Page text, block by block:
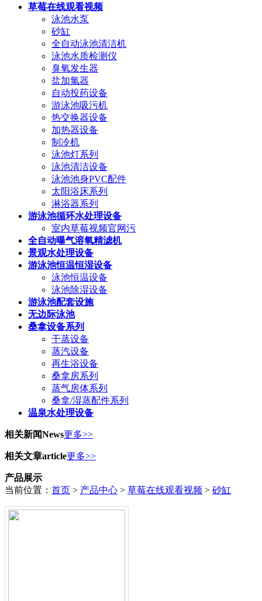
草莓在线观看视频
泳池水泵
砂缸
全自动泳池清洁机
泳池水质检测仪
臭氧发生器
盐加氯器
自动投药设备
游泳池吸污机
热交换器设备
加热器设备
制冷机
泳池灯系列
泳池清洁设备
泳池池身PVC配件
太阳浴床系列
淋浴器系列
游泳池循环水处理设备
室内草莓视频官网污
全自动曝气溶氧精滤机
景观水处理设备
游泳池恒温恒湿设备
泳池恒温设备
泳池除湿设备
游泳池配套设施
无边际泳池
桑拿设备系列
干蒸设备
蒸汽设备
再生浴设备
桑拿房系列
蒸气房体系列
桑拿/湿蒸配件系列
温泉水处理设备
相关新闻News更多>>
相关文章article更多>>
产品展示
当前位置： 首页 > 产品中心 > 草莓在线观看视频 > 砂缸